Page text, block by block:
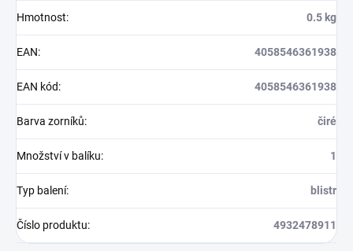
Hmotnost: 0.5 kg
EAN: 4058546361938
EAN kód: 4058546361938
Barva zorníků: čiré
Množství v balíku: 1
Typ balení: blistr
Číslo produktu: 4932478911